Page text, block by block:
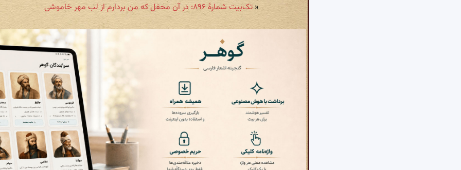
« تک‌بیت شمارهٔ ۸۹۶: در آن محفل که من بردارم از لب مهر خاموشی